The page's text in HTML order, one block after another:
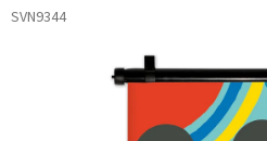
SVN9344